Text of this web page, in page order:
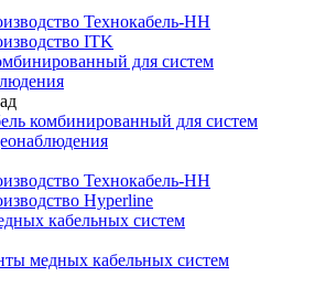
Технокабель-НН
ITK
для систем
комбинированный для систем
Технокабель-НН
Hyperline
кабельных систем
медных кабельных систем